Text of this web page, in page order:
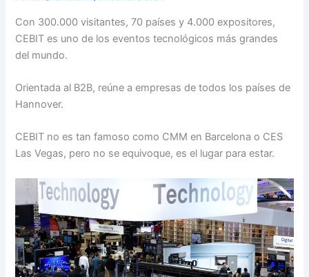
Con 300.000 visitantes, 70 países y 4.000 expositores,
CEBIT es uno de los eventos tecnológicos más grandes
del mundo.
Orientada al B2B, reúne a empresas de todos los países de
Hannover.
CEBIT no es tan famoso como CMM en Barcelona o CES
Las Vegas, pero no se equivoque, es el lugar para estar.